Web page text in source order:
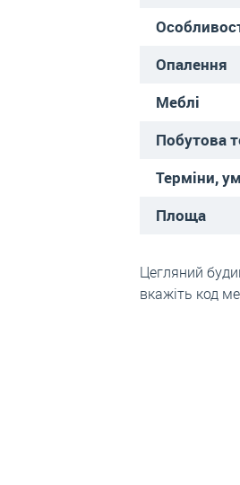
Опалення
Меблі
Побутова
Терміни,
Площа
Цегляний
вкажіть код